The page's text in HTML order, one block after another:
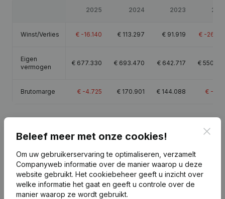
2025 2024 2023
Winst/Verlies € -16.140 € 113.297 € 91.919 € -
Eigen
vermogen
€ 677.330 € 693.470 € 642.717 €
Brutomarge € -4.725 € 170.901 € 144.088 € -
Publicatiesvan Immo-Pillen
Datum Publicatie
Beleef meer met onze cookies!
Om uw gebruikerservaring te optimaliseren, verzamelt
Companyweb informatie over de manier waarop u deze
website gebruikt. Het cookiebeheer geeft u inzicht over
welke informatie het gaat en geeft u controle over de
manier waarop ze wordt gebruikt.